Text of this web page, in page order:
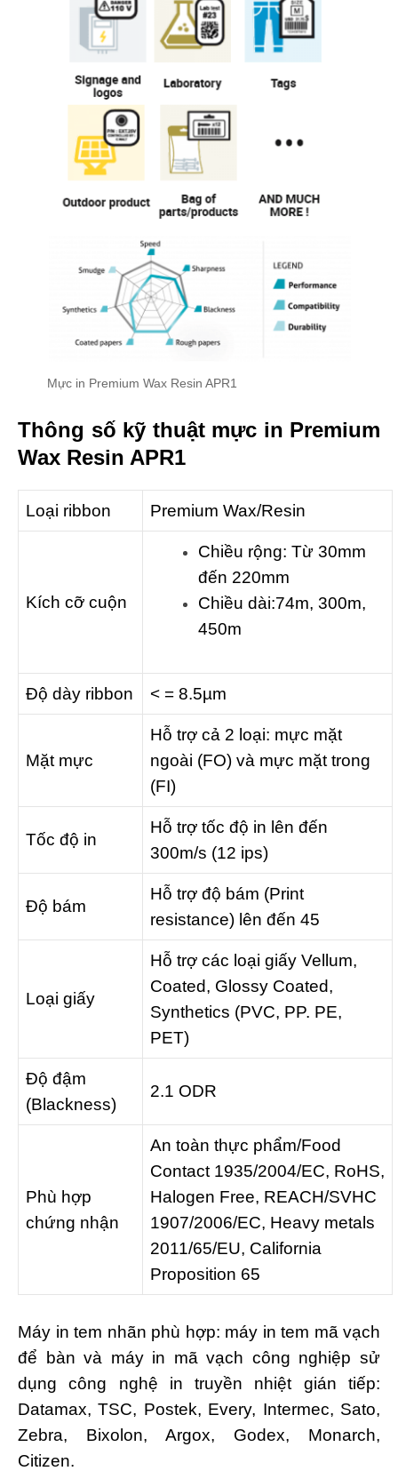
Mực in Premium Wax Resin APR1
Thông số kỹ thuật mực in Premium
Wax Resin APR1
Loại ribbon Premium Wax/Resin
Kích cỡ cuộn
Chiều rộng: Từ 30mm
đến 220mm
Chiều dài:74m, 300m,
450m
Độ dày ribbon < = 8.5µm
Mặt mực
Hỗ trợ cả 2 loại: mực mặt
ngoài (FO) và mực mặt trong
(FI)
Tốc độ in
Hỗ trợ tốc độ in lên đến
300m/s (12 ips)
Độ bám
Hỗ trợ độ bám (Print
resistance) lên đến 45
Loại giấy
Hỗ trợ các loại giấy Vellum,
Coated, Glossy Coated,
Synthetics (PVC, PP. PE,
PET)
Độ đậm
(Blackness)
2.1 ODR
Phù hợp
chứng nhận
An toàn thực phẩm/Food
Contact 1935/2004/EC, RoHS,
Halogen Free, REACH/SVHC
1907/2006/EC, Heavy metals
2011/65/EU, California
Proposition 65
Máy in tem nhãn phù hợp: máy in tem mã vạch
để bàn và máy in mã vạch công nghiệp sử
dụng công nghệ in truyền nhiệt gián tiếp:
Datamax, TSC, Postek, Every, Intermec, Sato,
Zebra, Bixolon, Argox, Godex, Monarch,
Citizen.